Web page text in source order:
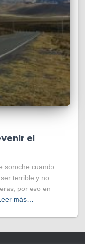
el
soroche cuando
terrible y no
por eso en
más…